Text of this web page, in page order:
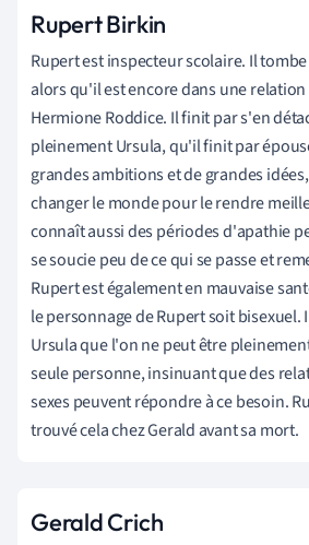
Rupert Birkin
Rupert est inspecteur scolaire. Il
alors qu'il est encore dans une
Hermione Roddice. Il finit par s'en
pleinement Ursula, qu'il finit par
grandes ambitions et de grandes
changer le monde pour le rendre
connaît aussi des périodes d'apathie
se soucie peu de ce qui se passe et
Rupert est également en mauvaise
le personnage de Rupert soit bisexuel.
Ursula que l'on ne peut être
seule personne, insinuant que des
sexes peuvent répondre à ce besoin.
trouvé cela chez Gerald avant sa mort.
Gerald Crich